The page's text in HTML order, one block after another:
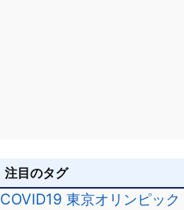
注目のタグ
COVID19 東京オリンピック